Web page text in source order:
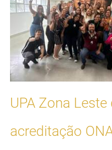
UPA Zona
acreditação